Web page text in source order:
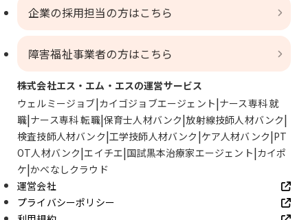
企業の採用担当の方はこちら
障害福祉事業者の方はこちら
株式会社エス・エム・エスの運営サービス
ウェルミージョブ カイゴジョブエージェント ナース専科 就
職 ナース専科 転職 保育士人材バンク 放射線技師人材バンク
検査技師人材バンク 工学技師人材バンク ケア人材バンク PT
OT人材バンク エイチエ 国試黒本治療家エージェント カイポ
ケ かべなしクラウド
運営会社
プライバシーポリシー